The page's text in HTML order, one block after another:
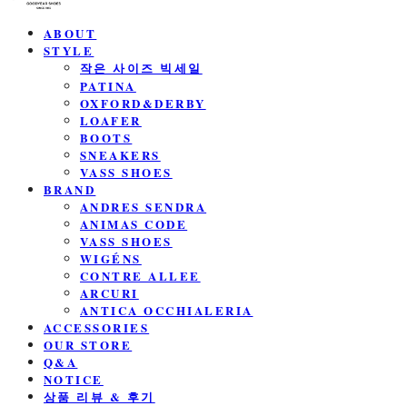
ABOUT
STYLE
작은 사이즈 빅세일
PATINA
OXFORD&DERBY
LOAFER
BOOTS
SNEAKERS
VASS SHOES
BRAND
ANDRES SENDRA
ANIMAS CODE
VASS SHOES
WIGÉNS
CONTRE ALLEE
ARCURI
ANTICA OCCHIALERIA
ACCESSORIES
OUR STORE
Q&A
NOTICE
상품 리뷰 & 후기